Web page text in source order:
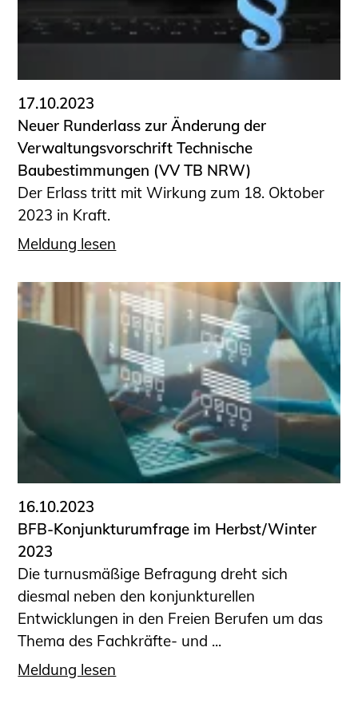
17.10.2023
Neuer Runderlass zur Änderung der
Verwaltungsvorschrift Technische
Baubestimmungen (VV TB NRW)
Der Erlass tritt mit Wirkung zum 18. Oktober
2023 in Kraft.
Meldung lesen
16.10.2023
BFB-Konjunkturumfrage im Herbst/Winter
2023
Die turnusmäßige Befragung dreht sich
diesmal neben den konjunkturellen
Entwicklungen in den Freien Berufen um das
Thema des Fachkräfte- und ...
Meldung lesen